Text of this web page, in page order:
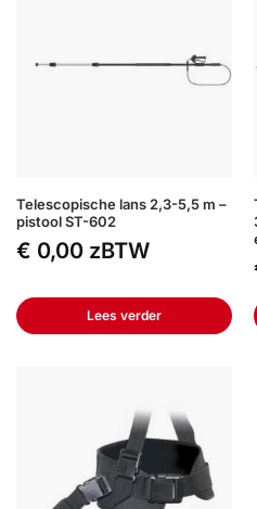
Telescopische lans 2,3-5,5 m –
pistool ST-602
€ 0,00 zBTW
Lees verder